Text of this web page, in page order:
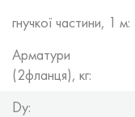
гнучкої частини, 1 м:
Арматури
(2фланця), кг:
Dy: